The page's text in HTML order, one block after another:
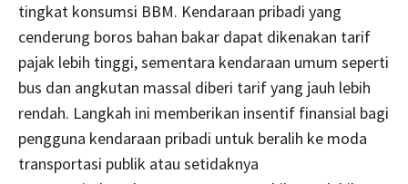
tingkat konsumsi BBM. Kendaraan pribadi yang
cenderung boros bahan bakar dapat dikenakan tarif
pajak lebih tinggi, sementara kendaraan umum seperti
bus dan angkutan massal diberi tarif yang jauh lebih
rendah. Langkah ini memberikan insentif finansial bagi
pengguna kendaraan pribadi untuk beralih ke moda
transportasi publik atau setidaknya